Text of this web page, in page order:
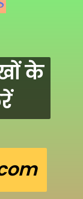
के